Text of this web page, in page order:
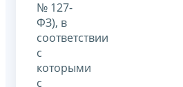
№ 127-
ФЗ), в
соответствии
с
которыми
с